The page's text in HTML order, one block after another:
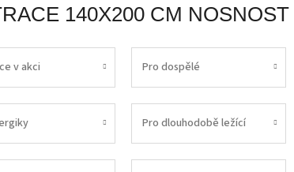
140X200 CM NOSNOST
v akci Pro dospělé
Pro dlouhodobě ležící